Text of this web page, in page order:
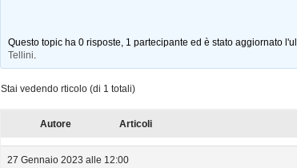
Questo topic ha 0 risposte, 1 partecipante ed è stato aggiornato
Tellini.
Stai vedendo rticolo (di 1 totali)
Autore Articoli
27 Gennaio 2023 alle 12:00